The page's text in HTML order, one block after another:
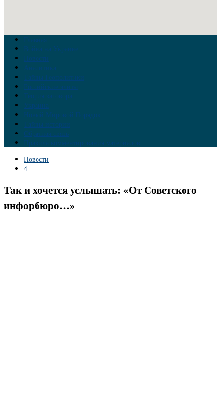
Главная
Война на Украине
Новости
Аналитика
Тайны Геополитики
Российские элиты
Теория заговора
Украина
Новый Мировой Порядок
Тайны истории
Обратная связь
Правила комментирования материалов
Новости
4
Так и хочется услышать: «От Советского
инфорбюро…»